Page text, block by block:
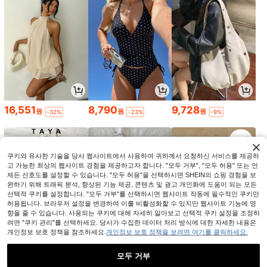
16,551원 -32% 8,790원 -23% 9,728원 -9%
6,880
쿠키와 유사한 기술을 당사 웹사이트에서 사용하여 귀하께서 요청하신 서비스를 제공하
고 가능한 최상의 웹사이트 경험을 제공하고자 합니다. "모두 거부", "모두 허용" 또는 언
제든 선호도를 설정할 수 있습니다. "모두 허용"을 선택하시면 SHEIN의 쇼핑 경험을 보
완하기 위해 트래픽 분석, 향상된 기능 제공, 콘텐츠 및 광고 개인화에 도움이 되는 모든
선택적 쿠키를 설정합니다. "모두 거부"를 선택하시면 웹사이트 작동에 필수적인 쿠키만
허용됩니다. 브라우저 설정을 변경하여 이를 비활성화할 수 있지만 웹사이트 기능에 영
향을 줄 수 있습니다. 사용되는 쿠키에 대해 자세히 알아보고 선택적 쿠키 설정을 조정하
려면 "쿠키 관리"를 선택하세요. 당사가 수집한 데이터 처리 방식에 대한 자세한 내용은
개인정보 보호 정책을 참조하세요. 개인정보 보호 정책을 보려면 여기를 클릭하세요.
모두 거부